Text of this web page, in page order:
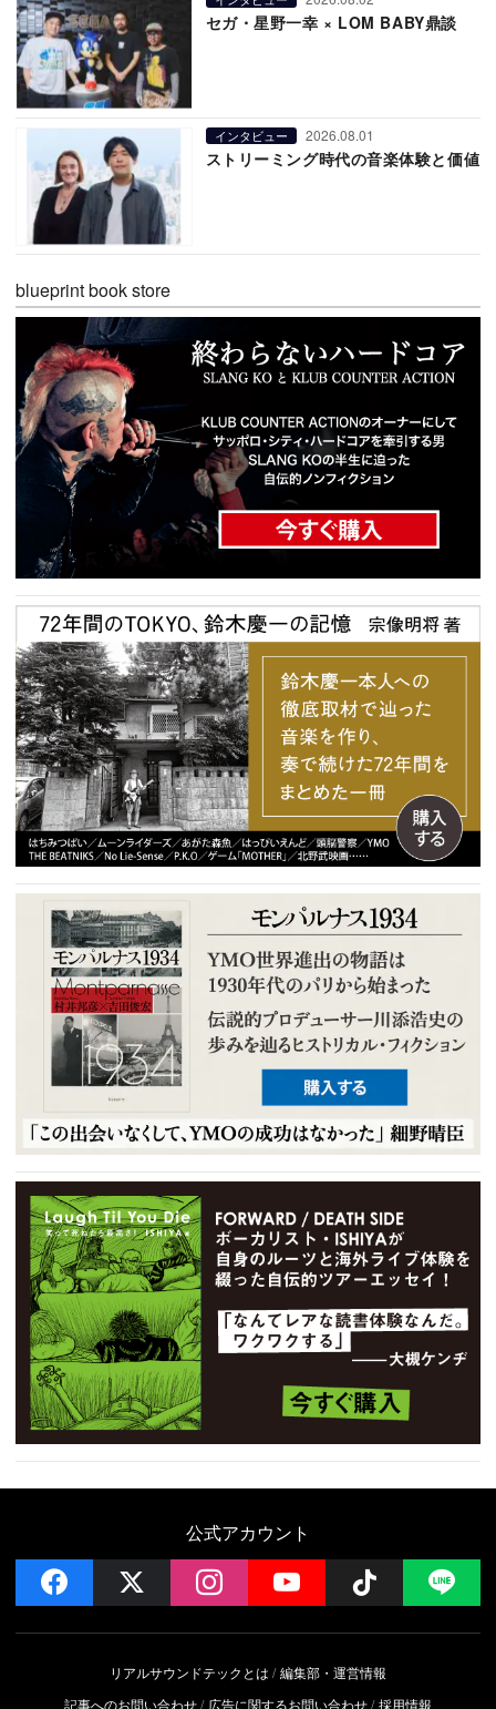
セガ・星野一幸 × LOM BABY鼎談
インタビュー 2026.08.01
ストリーミング時代の音楽体験と価値
blueprint book store
公式アカウント
facebook instagramYouTube Follow
リアルサウンドテックとは
編集部・運営情報
記事へのお問い合わせ
広告に関するお問い合わせ 採用情報